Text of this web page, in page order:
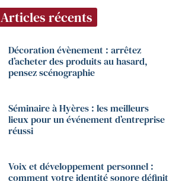
Articles récents
Décoration évènement : arrêtez
d’acheter des produits au hasard,
pensez scénographie
Séminaire à Hyères : les meilleurs
lieux pour un événement d’entreprise
réussi
Voix et développement personnel :
comment votre identité sonore définit